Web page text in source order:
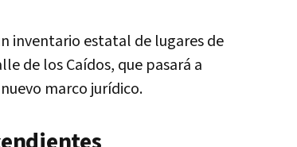
inventario estatal de lugares de
de los Caídos, que pasará a
marco jurídico.